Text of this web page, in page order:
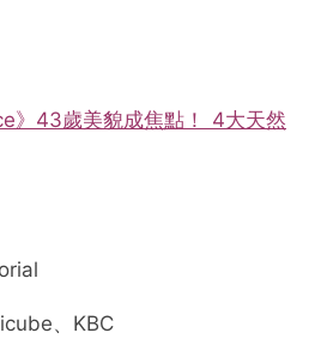
》43歲美貌成焦點！ 4大天然
、KBC